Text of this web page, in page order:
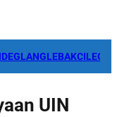
LEBAK
UIN